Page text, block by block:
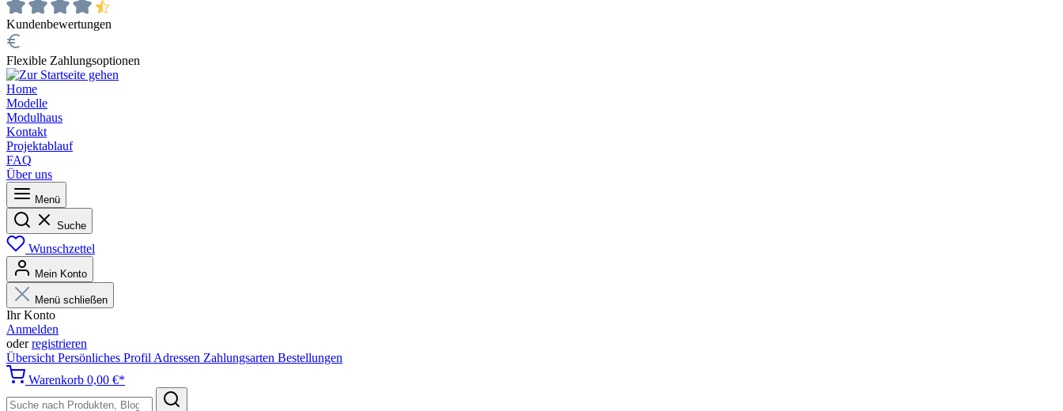
Kundenbewertungen
Flexible Zahlungsoptionen
Home
Modelle
Modulhaus
Kontakt
Projektablauf
FAQ
Über uns
Menü
Suche
Wunschzettel
Mein Konto
Menü schließen
Ihr Konto
Anmelden
oderregistrieren
Übersicht Persönliches Profil Adressen Zahlungsarten Bestellungen
Warenkorb 0,00 €*